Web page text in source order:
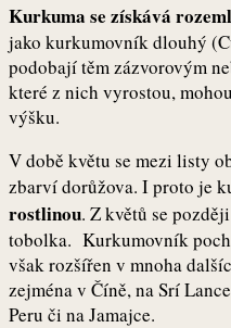
Kurkuma se získává
jako kurkumovník dlouhý
podobají těm zázvorovým
které z nich vyrostou,
výšku.
V době květu se mezi listy
zbarví dorůžova. I proto je
rostlinou. Z květů se
tobolka. Kurkumovník
však rozšířen v mnoha
zejména v Číně, na Srí
Peru či na Jamajce.